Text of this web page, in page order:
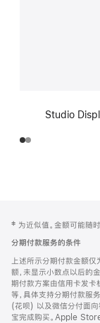
Studio
页
页
脚
注
‡ 为近似值。金额可能随时
分期付款服务的条件
上述所示分期付款金额
额，未显示小数点以后的
期付款方案由信用卡发卡
等，具体支持分期付款服
(花呗) 以及微信分付面向
宝完成购买。Apple